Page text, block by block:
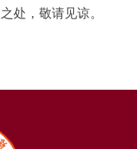
处，敬请见谅。